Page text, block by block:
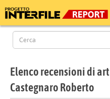
Elenco recensioni di
Castegnaro Roberto